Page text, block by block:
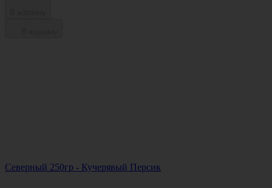
Северный 250гр - Кучерявый Персик